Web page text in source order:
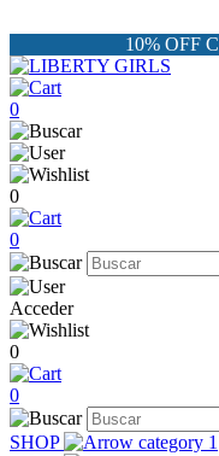
10% OFF
0
0
0
Acceder
0
0
SHOP